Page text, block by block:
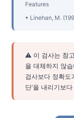
Features
• Linehan, M.
⚠️ 이 검사는 참
을 대체하지 않
검사보다 정확도
단'을 내리기보